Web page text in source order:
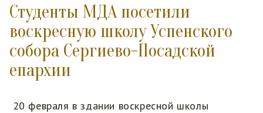
Студенты МДА посетили
воскресную школу Успенского
собора Сергиево-Посадской
епархии
20 февраля в здании воскресной школы